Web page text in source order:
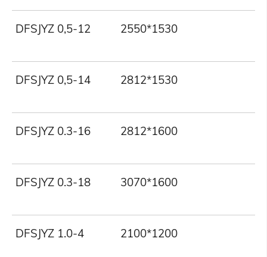
DFSJYZ 0,5-12 2550*1530
DFSJYZ 0,5-14 2812*1530
DFSJYZ 0.3-16 2812*1600
DFSJYZ 0.3-18 3070*1600
DFSJYZ 1.0-4 2100*1200